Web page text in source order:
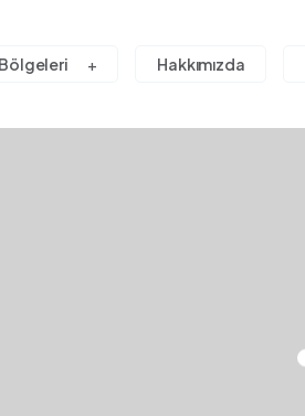
Hakkımızda